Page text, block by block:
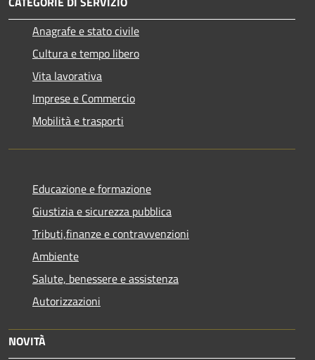
Anagrafe e stato civile
Cultura e tempo libero
Vita lavorativa
Imprese e Commercio
Mobilità e trasporti
Educazione e formazione
Giustizia e sicurezza pubblica
Tributi,finanze e contravvenzioni
Ambiente
Salute, benessere e assistenza
Autorizzazioni
NOVITÀ